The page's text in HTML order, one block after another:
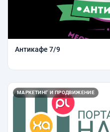
Антикафе 7/9
МАРКЕТИНГ И ПРОДВИЖЕНИЕ